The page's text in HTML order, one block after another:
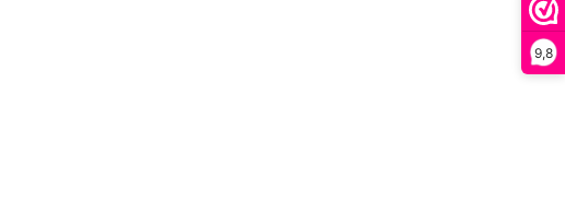
9,8